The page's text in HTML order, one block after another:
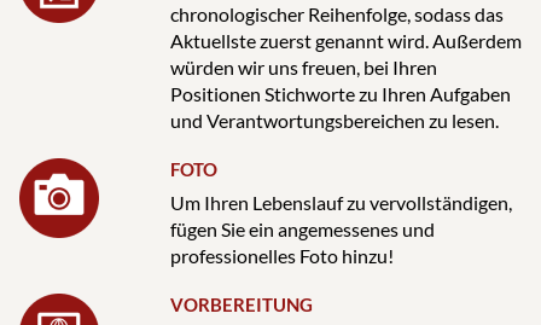
chronologischer Reihenfolge, sodass das
Aktuellste zuerst genannt wird. Außerdem
würden wir uns freuen, bei Ihren
Positionen Stichworte zu Ihren Aufgaben
und Verantwortungsbereichen zu lesen.
FOTO
Um Ihren Lebenslauf zu vervollständigen,
fügen Sie ein angemessenes und
professionelles Foto hinzu!
VORBEREITUNG